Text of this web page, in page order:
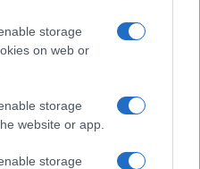
storage
on web or
storage
website or app.
storage